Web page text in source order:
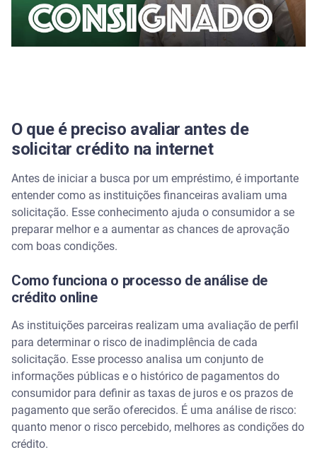
As empresas podem exigir depósito antecipado
para liberação do dinheiro?
O que é preciso avaliar antes de
solicitar crédito na internet
Antes de iniciar a busca por um empréstimo, é importante
entender como as instituições financeiras avaliam uma
solicitação. Esse conhecimento ajuda o consumidor a se
preparar melhor e a aumentar as chances de aprovação
com boas condições.
Como funciona o processo de análise de
crédito online
As instituições parceiras realizam uma avaliação de perfil
para determinar o risco de inadimplência de cada
solicitação. Esse processo analisa um conjunto de
informações públicas e o histórico de pagamentos do
consumidor para definir as taxas de juros e os prazos de
pagamento que serão oferecidos. É uma análise de risco:
quanto menor o risco percebido, melhores as condições do
crédito.